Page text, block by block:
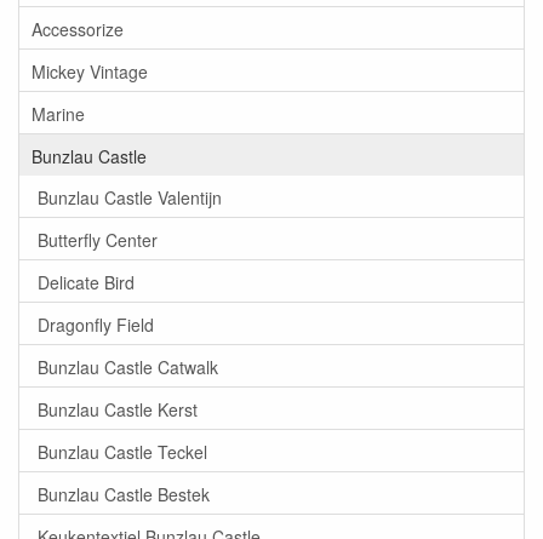
Accessorize
Mickey Vintage
Marine
Bunzlau Castle
Bunzlau Castle Valentijn
Butterfly Center
Delicate Bird
Dragonfly Field
Bunzlau Castle Catwalk
Bunzlau Castle Kerst
Bunzlau Castle Teckel
Bunzlau Castle Bestek